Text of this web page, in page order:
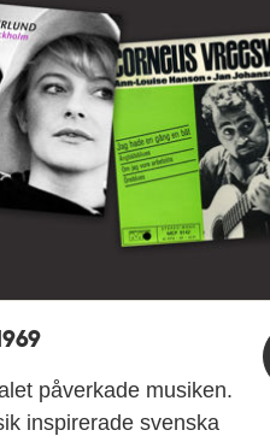
påverkade musiken.
inspirerade svenska